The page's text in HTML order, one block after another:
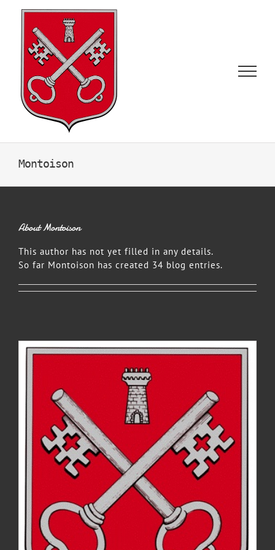
content
Montoison
AboutMontoison
This author has not yet filled in any details.
So far Montoison has created 34 blog entries.